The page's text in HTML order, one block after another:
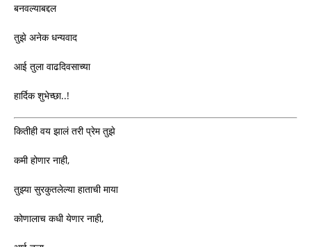
बनवल्याबद्दल
तुझे अनेक धन्यवाद
आई तुला वाढदिवसाच्या
हार्दिक शुभेच्छा..!
कितीही वय झालं तरी प्रेम तुझे
कमी होणार नाही,
तुझ्या सुरकुतलेल्या हाताची माया
कोणालाच कधी येणार नाही,